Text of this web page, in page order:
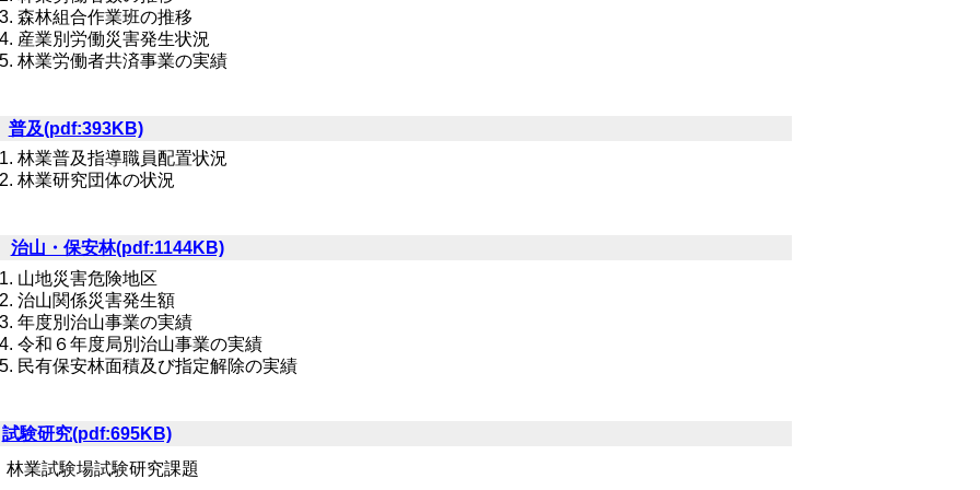
森林組合作業班の推移
産業別労働災害発生状況
林業労働者共済事業の実績
普及(pdf:393KB)
林業普及指導職員配置状況
林業研究団体の状況
治山・保安林(pdf:1144KB)
山地災害危険地区
治山関係災害発生額
年度別治山事業の実績
令和６年度局別治山事業の実績
民有保安林面積及び指定解除の実績
試験研究(pdf:695KB)
試験場試験研究課題